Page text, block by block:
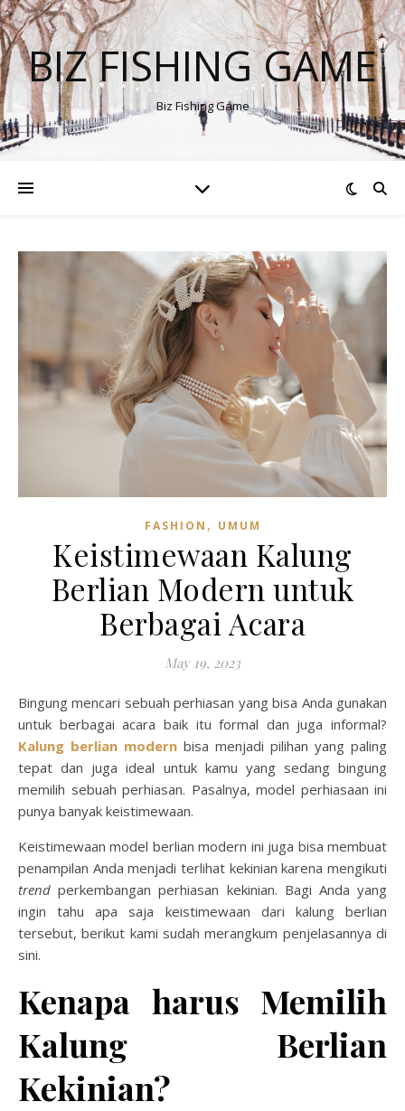
BIZ FISHING GAME
Biz Fishing Game
FASHION , UMUM
Keistimewaan Kalung
Berlian Modern untuk
Berbagai Acara
May 19, 2023
Bingung mencari sebuah perhiasan yang bisa Anda gunakan
untuk berbagai acara baik itu formal dan juga informal?
Kalung berlian modern bisa menjadi pilihan yang paling
tepat dan juga ideal untuk kamu yang sedang bingung
memilih sebuah perhiasan. Pasalnya, model perhiasaan ini
punya banyak keistimewaan.
Keistimewaan model berlian modern ini juga bisa membuat
penampilan Anda menjadi terlihat kekinian karena mengikuti
trendperkembangan perhiasan kekinian. Bagi Anda yang
ingin tahu apa saja keistimewaan dari kalung berlian
tersebut, berikut kami sudah merangkum penjelasannya di
sini.
Kenapa harus Memilih
Kalung Berlian
Kekinian?